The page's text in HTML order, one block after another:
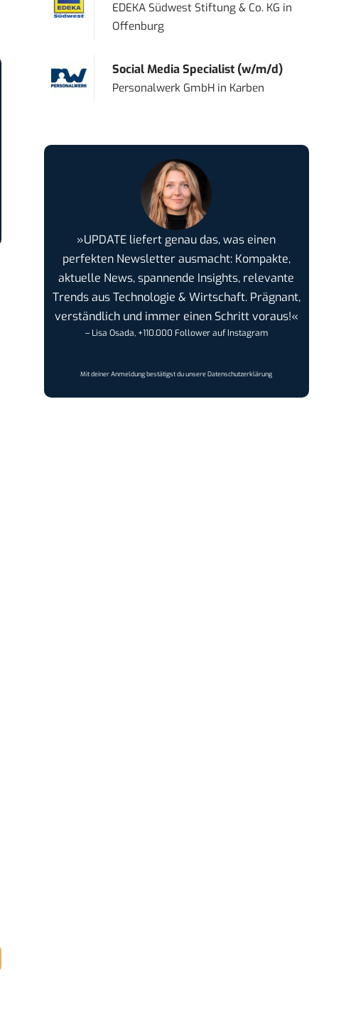
EDEKA Südwest Stiftung & Co. KG in
Offenburg
Social Media Specialist (w/m/d)
Personalwerk GmbH in Karben
»UPDATE liefert genau das, was einen
perfekten Newsletter ausmacht: Kompakte,
aktuelle News, spannende Insights, relevante
Trends aus Technologie & Wirtschaft. Prägnant,
verständlich und immer einen Schritt voraus!«
– Lisa Osada, +110.000 Follower auf Instagram
Mit deiner Anmeldung bestätigst du unsereDatenschutzerklärung